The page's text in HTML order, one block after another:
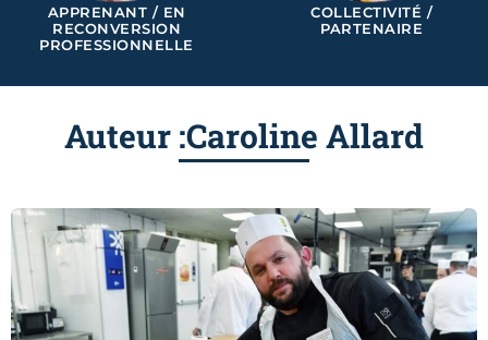
APPRENANT / EN
RECONVERSION
PROFESSIONNELLE
COLLECTIVITÉ /
PARTENAIRE
Auteur :Caroline Allard